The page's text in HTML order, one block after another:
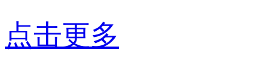
人，厂区面积26000
平方米，是中国知名
点击更多